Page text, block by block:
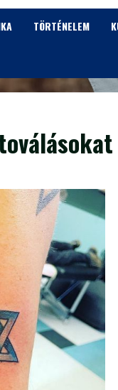
TÖRTÉNELEM